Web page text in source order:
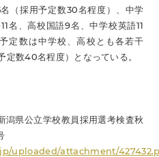
（採用予定数30名程度）、中学
名、高校国語9名、中学校英語11
定数は中学校、高校とも各若干
定数40名程度）となっている。
潟県公立学校教員採用選考検査秋
uploaded/attachment/